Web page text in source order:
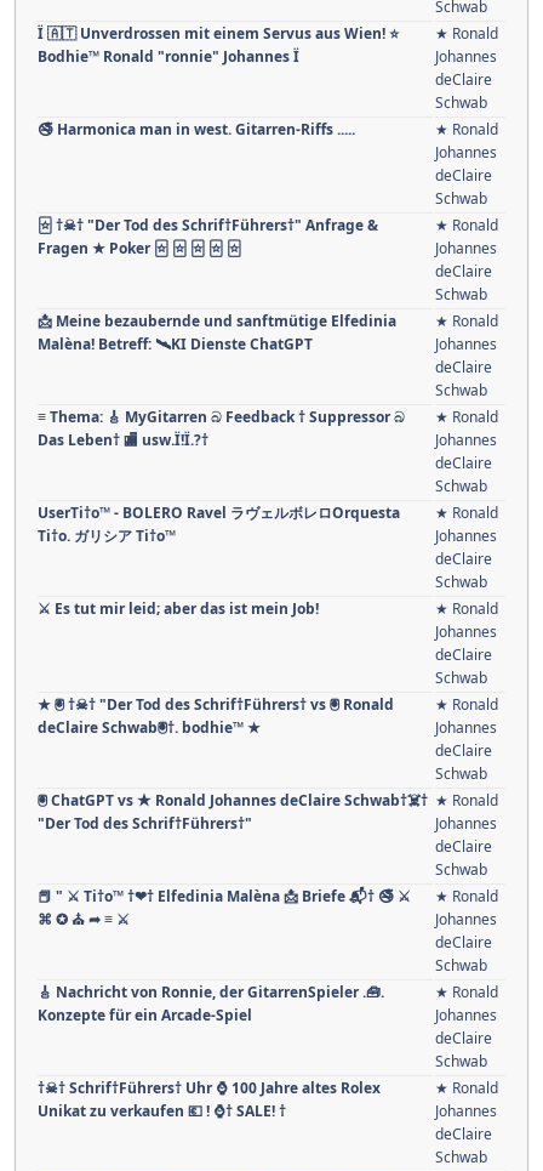
Schwab
Ï 🇦🇹 Unverdrossen mit einem Servus aus Wien! ⭐️
Bodhie™ Ronald "ronnie" Johannes Ï
★ Ronald
Johannes
deClaire
Schwab
🚭 Harmonica man in west. Gitarren-Riffs .....
★ Ronald
Johannes
deClaire
Schwab
🃟 †☠† "Der Tod des Schrif†Führers†" Anfrage &
Fragen ★ Poker 🃟 🃟 🃟 🃟 🃟
★ Ronald
Johannes
deClaire
Schwab
📩 Meine bezaubernde und sanftmütige Elfedinia
Malèna! Betreff: 🛰KI Dienste ChatGPT
★ Ronald
Johannes
deClaire
Schwab
≡ Thema: 🎸 MyGitarren බ Feedback † Suppressor බ
Das Leben† 🏬 usw.Ï!Ï.?†
★ Ronald
Johannes
deClaire
Schwab
UserTi†o™ - BOLERO Ravel ラヴェルボレロOrquesta
Ti†o. ガリシア Ti†o™
★ Ronald
Johannes
deClaire
Schwab
⚔ Es tut mir leid; aber das ist mein Job!
★ Ronald
Johannes
deClaire
Schwab
★ 🖲 †☠† "Der Tod des Schrif†Führers† vs 🖲 Ronald
deClaire Schwab🖲†. bodhie™ ★
★ Ronald
Johannes
deClaire
Schwab
🖲 ChatGPT vs ★ Ronald Johannes deClaire Schwab†☠†
"Der Tod des Schrif†Führers†"
★ Ronald
Johannes
deClaire
Schwab
📕 " ⚔ Ti†o™ †❤† Elfedinia Malèna 📩 Briefe 📬† 🚭 ⚔
⌘ ✪ ⛪ ➦ ≡ ⚔
★ Ronald
Johannes
deClaire
Schwab
🎸 Nachricht von Ronnie, der GitarrenSpieler .🧰.
Konzepte für ein Arcade-Spiel
★ Ronald
Johannes
deClaire
Schwab
†☠† Schrif†Führers† Uhr ⌚ 100 Jahre altes Rolex
Unikat zu verkaufen 💶 ! ⌚† SALE! †
★ Ronald
Johannes
deClaire
Schwab